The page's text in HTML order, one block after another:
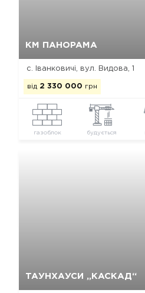
КМ ПАНОРАМА
с. Іванковичі, вул. Видова, 1
від 2 330 000 грн
газоблок будується
ТАУНХАУСИ „КАСКАД“